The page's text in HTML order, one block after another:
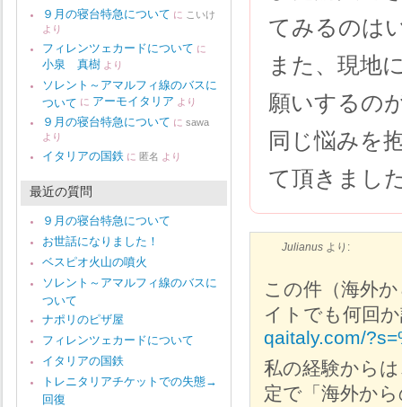
てみるのは
また、現地
願いするの
同じ悩みを
て頂きまし
Julianus より:
この件（海外
イトでも何回
qaitaly.com/
私の経験から
定で「海外か
９月の寝台特急について に こいけ
より
フィレンツェカードについて に
小泉 真樹 より
ソレント～アマルフィ線のバスに
ついて に アーモイタリア より
９月の寝台特急について に sawa
より
イタリアの国鉄 に 匿名 より
最近の質問
９月の寝台特急について
お世話になりました！
ベスピオ火山の噴火
ソレント～アマルフィ線のバスに
ついて
ナポリのピザ屋
フィレンツェカードについて
イタリアの国鉄
トレニタリアチケットでの失態→
回復